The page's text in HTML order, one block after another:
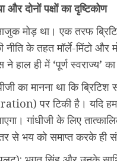
दोनों पक्षों का दृष्टिकोण
मोड़ था। एक तरफ
के तहत मॉर्ले-मिंटो और
हाल ही में ‘पूर्ण स्वराज्य’
का मानना था कि ब्रिटिश
पर टिकी है। यदि हम
गांधीजी के लिए
से भय को समाप्त करके ही